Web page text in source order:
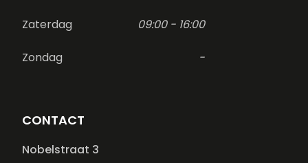
Zaterdag 09:00 - 16:00
Zondag -
CONTACT
Nobelstraat 3